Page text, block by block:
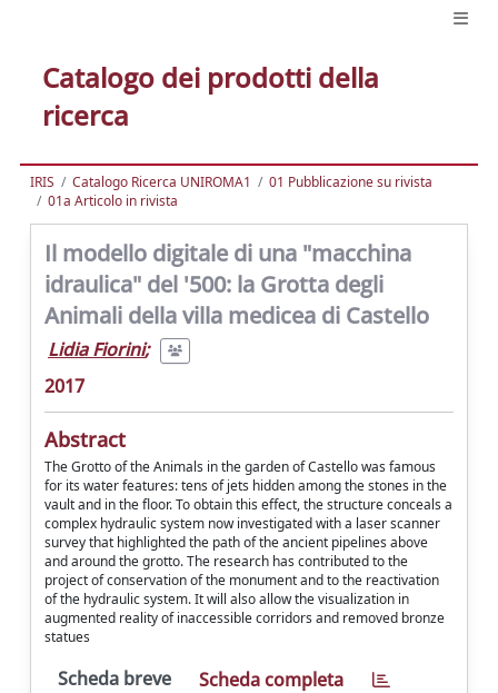
Catalogo dei prodotti della
ricerca
IRIS Catalogo Ricerca UNIROMA1
01 Pubblicazione su rivista
01a Articolo in rivista
Il modello digitale di una "macchina
idraulica" del '500: la Grotta degli
Animali della villa medicea di Castello
Lidia Fiorini;
2017
Abstract
The Grotto of the Animals in the garden of Castello was famous
for its water features: tens of jets hidden among the stones in the
vault and in the floor. To obtain this effect, the structure conceals a
complex hydraulic system now investigated with a laser scanner
survey that highlighted the path of the ancient pipelines above
and around the grotto. The research has contributed to the
project of conservation of the monument and to the reactivation
of the hydraulic system. It will also allow the visualization in
augmented reality of inaccessible corridors and removed bronze
statues
Scheda breve Scheda completa